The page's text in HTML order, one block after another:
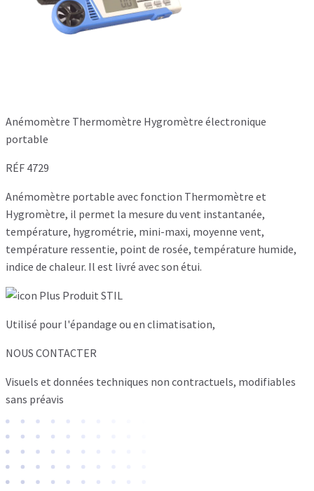
Anémomètre Thermomètre Hygromètre électronique
portable
RÉF 4729
Anémomètre portable avec fonction Thermomètre et
Hygromètre, il permet la mesure du vent instantanée,
température, hygrométrie, mini-maxi, moyenne vent,
température ressentie, point de rosée, température humide,
indice de chaleur. Il est livré avec son étui.
Utilisé pour l'épandage ou en climatisation,
NOUS CONTACTER
Visuels et données techniques non contractuels, modifiables
sans préavis